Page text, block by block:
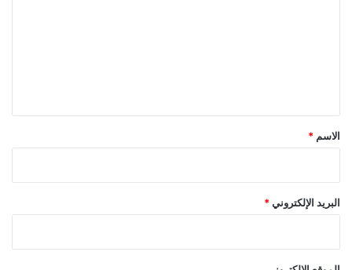
*
الاسم *
البريد الإلكتروني *